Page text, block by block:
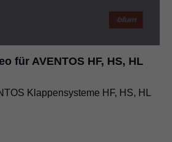
für AVENTOS HF, HS, HL
Klappensysteme HF, HS, HL